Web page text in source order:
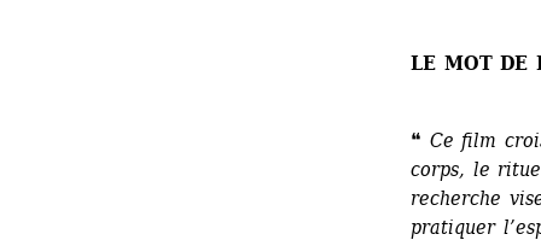
LE MOT DE
❝ Ce film
corps, le
recherche
pratiquer